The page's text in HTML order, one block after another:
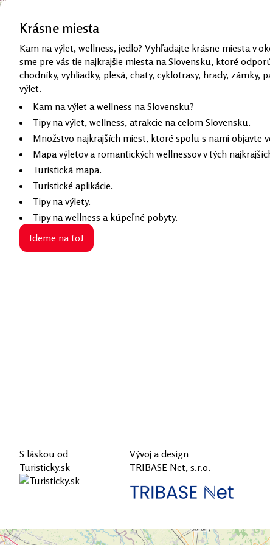
Zanechajte nám spätnú väzbu
Krásne miesta
Kam na výlet, wellness, jedlo? Vyhľadajte krásne miesta v
sme pre vás tie najkrajšie miesta na Slovensku, ktoré
chodníky, vyhliadky, plesá, chaty, cyklotrasy, hrady,
výlet.
Kam na výlet a wellness na Slovensku?
Tipy na výlet, wellness, atrakcie na celom Slovensku.
Množstvo najkrajších miest, ktoré spolu s nami objavte
Mapa výletov a romantických wellnessov v tých
Turistická mapa.
Turistické aplikácie.
Tipy na výlety.
Tipy na wellness a kúpeľné pobyty.
Ideme na to!
S láskou od
Vývoj a design
Turisticky.sk
TRIBASE Net, s.r.o.